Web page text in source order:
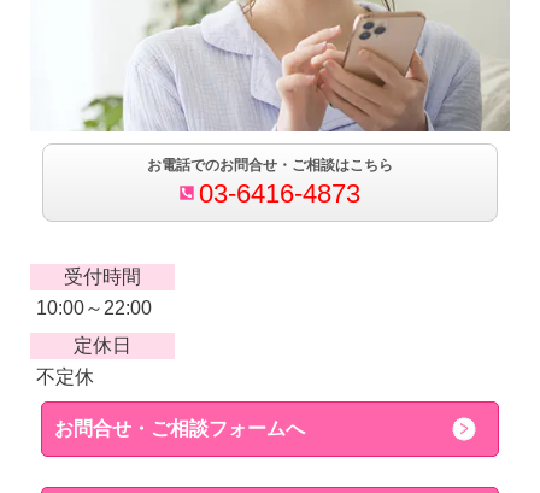
お電話でのお問合せ・ご相談はこちら
03-6416-4873
受付時間
10:00～22:00
定休日
不定休
お問合せ・ご相談フォームへ